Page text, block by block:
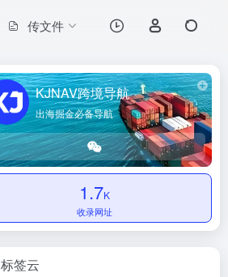
传文件
KJNAV跨境导航
出海掘金必备导航
1.7K
收录网址
标签云